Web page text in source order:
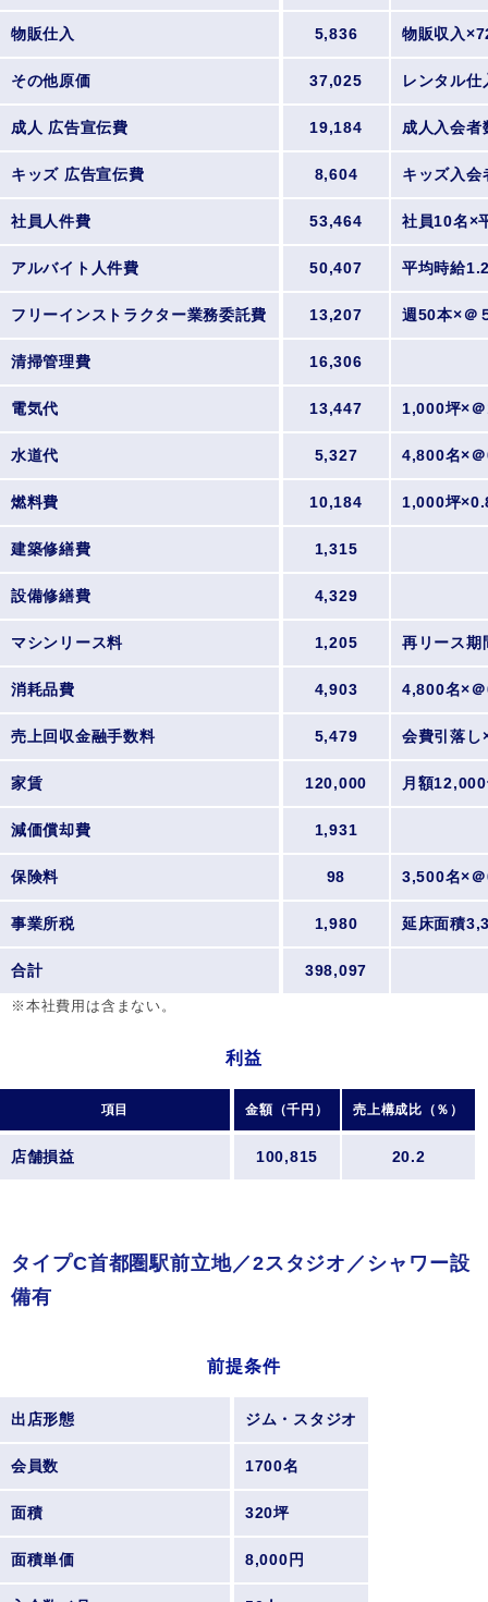
物販仕入 5,836 物販収入
その他原価 37,025 レンタル
成人 広告宣伝費 19,184 成人入会者
キッズ 広告宣伝費 8,604 キッズ入会
社員人件費 53,464 社員10名×
アルバイト人件費 50,407 平均時給
フリーインストラクター業務委託費 13,207 週50本×＠
清掃管理費 16,306
電気代 13,447 1,000坪×
水道代 5,327 4,800名×
燃料費 10,184 1,000坪
建築修繕費 1,315
設備修繕費 4,329
マシンリース料 1,205 再リース期
消耗品費 4,903 4,800名×
売上回収金融手数料 5,479 会費引落し
家賃 120,000 月額
減価償却費 1,931
保険料 98 3,500名×
事業所税 1,980 延床面積
合計 398,097
※本社費用は含まない。
利益
項目 金額（千円） 売上構成比（％）
店舗損益 100,815 20.2
タイプC首都圏駅前立地／2スタジオ／シャワー設
備有
前提条件
出店形態 ジム・スタジオ
会員数 1700名
面積 320坪
面積単価 8,000円